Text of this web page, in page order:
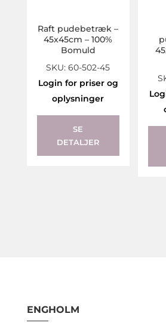
Raft pudebetræk –
45x45cm – 100%
Bomuld
SKU: 60-502-45
Login for priser og
oplysninger
SE
DETALJER
ENGHOLM